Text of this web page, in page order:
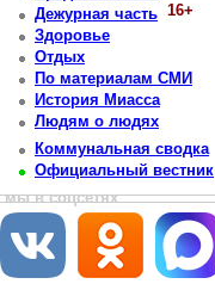
Дежурная часть 16+
Здоровье
Отдых
По материалам СМИ
История Миасса
Людям о людях
Коммунальная сводка
Официальный вестник
мы в соцсетях